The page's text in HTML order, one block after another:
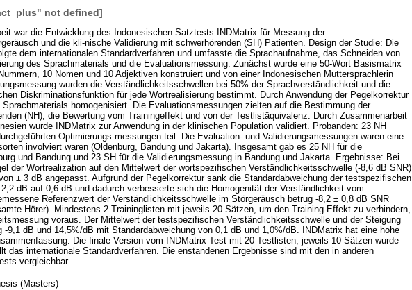
not defined]
war die Entwicklung des Indonesischen Satztests INDMatrix für Messung der
und die kli-nische Validierung mit schwerhörenden (SH) Patienten. Design der Studie: Die
dem internationalen Standardverfahren und umfasste die Sprachaufnahme, das Schneiden von
des Sprachmaterials und die Evaluationsmessung. Zunächst wurde eine 50-Wort Basismatrix
10 Nomen und 10 Adjektiven konstruiert und von einer Indonesischen Muttersprachlerin
wurden die Verständlichkeitsschwellen bei 50% der Sprachverständlichkeit und die
Diskriminationsfunktion für jede Wortrealisierung bestimmt. Durch Anwendung der Pegelkorrektur
homogenisiert. Die Evaluationsmessungen zielten auf die Bestimmung der
(NH), die Bewertung vom Trainingeffekt und von der Testlistäquivalenz. Durch Zusammenarbeit
wurde INDMatrix zur Anwendung in der klinischen Population validiert. Probanden: 23 NH
Optimierungs-messungen teil. Die Evaluation- und Validierungsmessungen waren eine
involviert waren (Oldenburg, Bandung und Jakarta). Insgesamt gab es 25 NH für die
und Bandung und 23 SH für die Validierungsmessung in Bandung und Jakarta. Ergebnisse: Bei
der Wortrealization auf den Mittelwert der wortspezifischen Verständlichkeitsschwelle (-8,6 dB SNR)
± 3 dB angepasst. Aufgrund der Pegelkorrektur sank die Standardabweichung der testspezifischen
dB auf 0,6 dB und dadurch verbesserte sich die Homogenität der Verständlichkeit vom
Referenzwert der Verständlichkeitsschwelle im Störgeräusch betrug -8,2 ± 0,8 dB SNR
Hörer). Mindestens 2 Traininglisten mit jeweils 20 Sätzen, um den Training-Effekt zu verhindern,
voraus. Der Mittelwert der testspezifischen Verständlichkeitsschwelle und der Steigung
-9,1 dB und 14,5%/dB mit Standardabweichung von 0,1 dB und 1,0%/dB. INDMatrix hat eine hohe
Die finale Version vom INDMatrix Test mit 20 Testlisten, jeweils 10 Sätzen wurde
das internationale Standardverfahren. Die enstandenen Ergebnisse sind mit den in anderen
vergleichbar.
(Masters)